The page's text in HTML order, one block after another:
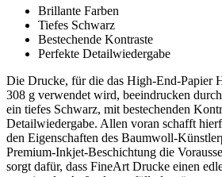
Brillante Farben
Tiefes Schwarz
Bestechende Kontraste
Perfekte Detailwiedergabe
Die Drucke, für die das High-End-Papier
308 g verwendet wird, beeindrucken
ein tiefes Schwarz, mit bestechenden
Detailwiedergabe. Allen voran schafft
den Eigenschaften des Baumwoll-
Premium-Inkjet-Beschichtung die
sorgt dafür, dass FineArt Drucke einen